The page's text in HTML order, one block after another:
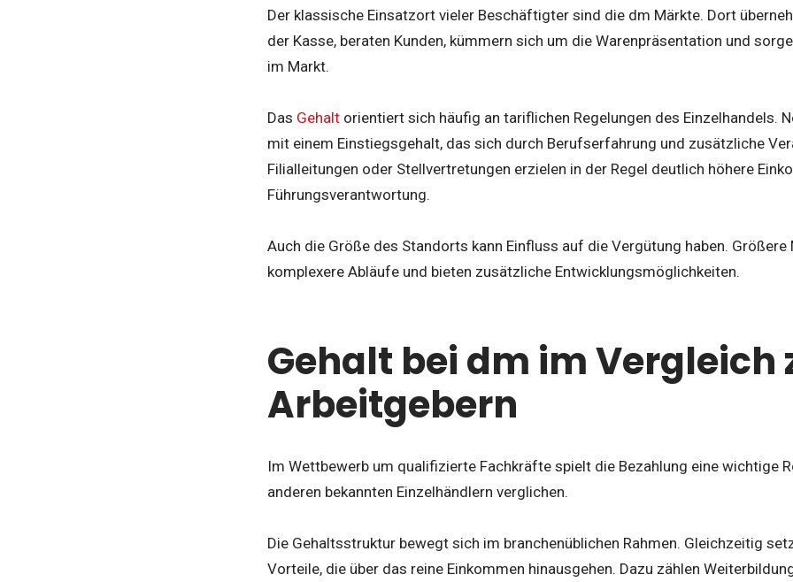
Der klassische Einsatzort vieler Beschäftigter sind die dm Märkte. Dort
der Kasse, beraten Kunden, kümmern sich um die Warenpräsentation und
im Markt.
Das Gehalt orientiert sich häufig an tariflichen Regelungen des Einzelhandels.
mit einem Einstiegsgehalt, das sich durch Berufserfahrung und zusätzliche
Filialleitungen oder Stellvertretungen erzielen in der Regel deutlich höhere
Führungsverantwortung.
Auch die Größe des Standorts kann Einfluss auf die Vergütung haben.
komplexere Abläufe und bieten zusätzliche Entwicklungsmöglichkeiten.
Gehalt bei dm im Vergleich
Arbeitgebern
Im Wettbewerb um qualifizierte Fachkräfte spielt die Bezahlung eine wichtige
anderen bekannten Einzelhändlern verglichen.
Die Gehaltsstruktur bewegt sich im branchenüblichen Rahmen. Gleichzeitig
Vorteile, die über das reine Einkommen hinausgehen. Dazu zählen